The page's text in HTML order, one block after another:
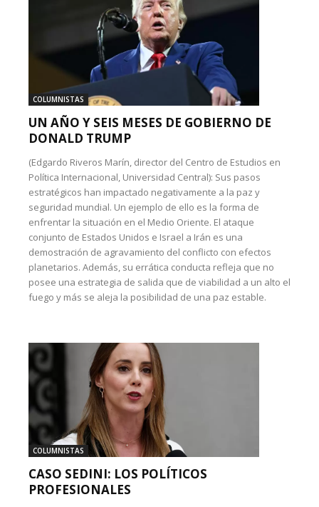
COLUMNISTAS
UN AÑO Y SEIS MESES DE GOBIERNO DE
DONALD TRUMP
(Edgardo Riveros Marín, director del Centro de Estudios en
Política Internacional, Universidad Central): Sus pasos
estratégicos han impactado negativamente a la paz y
seguridad mundial. Un ejemplo de ello es la forma de
enfrentar la situación en el Medio Oriente. El ataque
conjunto de Estados Unidos e Israel a Irán es una
demostración de agravamiento del conflicto con efectos
planetarios. Además, su errática conducta refleja que no
posee una estrategia de salida que de viabilidad a un alto el
fuego y más se aleja la posibilidad de una paz estable.
COLUMNISTAS
CASO SEDINI: LOS POLÍTICOS
PROFESIONALES